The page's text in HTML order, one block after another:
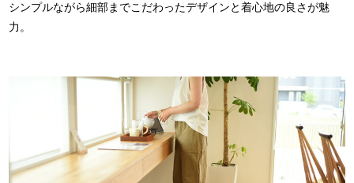
シンプルながら細部までこだわったデザインと着心地の良さが魅
力。